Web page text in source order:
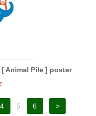
Animal Pile ] poster
4 5 6 >